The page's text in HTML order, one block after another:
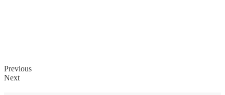
Previous
Next